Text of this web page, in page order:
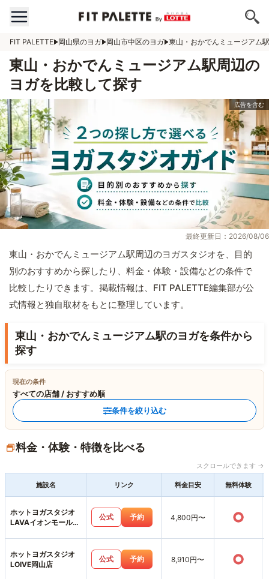
FIT PALETTE 岡山県のヨガ 岡山市中区のヨガ 東山・おかでんミュージアム
東山・おかでんミュージアム駅周辺の
ヨガを比較して探す
最終更新日：2026/08/06
東山・おかでんミュージアム駅周辺のヨガスタジオを、目的
別のおすすめから探したり、料金・体験・設備などの条件で
比較したりできます。掲載情報は、FIT PALETTE編集部が公
式情報と独自取材をもとに整理しています。
東山・おかでんミュージアム駅のヨガを条件から
探す
現在の条件
すべての店舗 / おすすめ順
条件を絞り込む
料金・体験・特徴を比べる
スクロールできます →
施設名 リンク 料金目安 無料体験
ホットヨガスタジオ
LAVAイオンモール岡
公式 予約 4,800円〜 ○
ホットヨガスタジオ
LOIVE岡山店
公式 予約 8,910円〜 ○